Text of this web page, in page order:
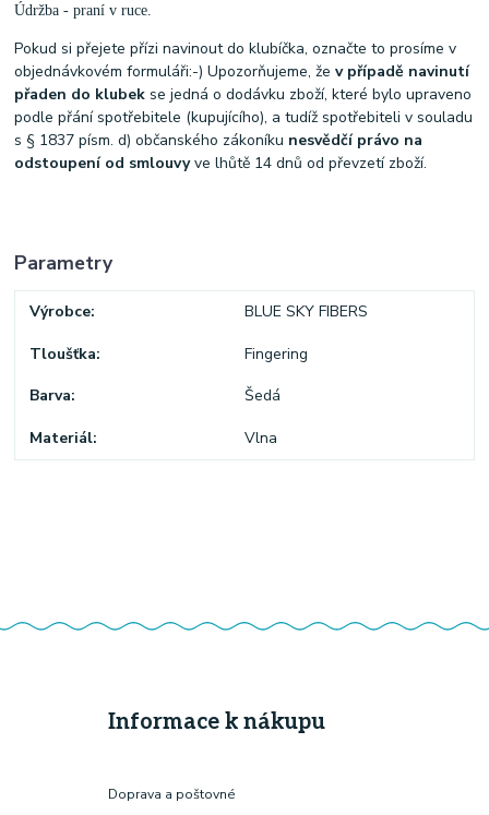
Údržba - praní v ruce.
Pokud si přejete přízi navinout do klubíčka, označte to prosíme v
objednávkovém formuláři:-) Upozorňujeme, žev případě navinutí
přaden do klubek se jedná o dodávku zboží, které bylo upraveno
podle přání spotřebitele (kupujícího), a tudíž spotřebiteli v souladu
s § 1837 písm. d) občanského zákoníku nesvědčí právo na
odstoupení od smlouvyve lhůtě 14 dnů od převzetí zboží.
Parametry
Výrobce BLUE SKY FIBERS
Tloušťka Fingering
Barva Šedá
Materiál Vlna
Informace k nákupu
Doprava a poštovné